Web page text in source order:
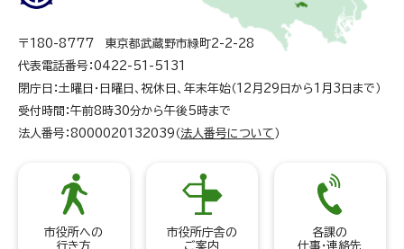
〒180-8777 東京都武蔵野市緑町2-2-28
代表電話番号：0422-51-5131
閉庁日：土曜日・日曜日、祝休日、年末年始（12月29日から1月3日まで）
受付時間：午前8時30分から午後5時まで
法人番号：8000020132039（ 法人番号について ）
市役所への
行き方
市役所庁舎の
ご案内
各課の
仕事・連絡先